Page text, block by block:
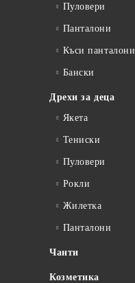
Пуловери
Панталони
Къси панталони
Бански
Дрехи за деца
Якета
Тениски
Пуловери
Рокли
Жилетка
Панталони
Чанти
Козметика